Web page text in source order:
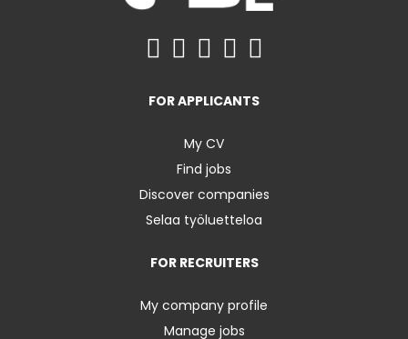
FOR APPLICANTS
My CV
Find jobs
Discover companies
Selaa työluetteloa
FOR RECRUITERS
My company profile
Manage jobs